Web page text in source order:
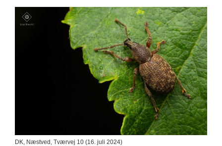
DK, Næstved, Tværvej 10 (16. juli 2024)